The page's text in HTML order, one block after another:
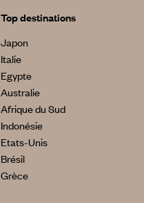
Top destinations
Japon
Italie
Egypte
Australie
Afrique du Sud
Indonésie
Etats-Unis
Brésil
Grèce